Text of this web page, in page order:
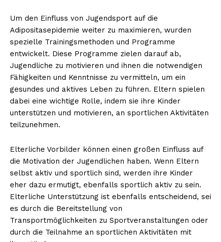
Um den Einfluss von Jugendsport auf die
Adipositasepidemie weiter zu maximieren, wurden
spezielle Trainingsmethoden und Programme
entwickelt. Diese Programme zielen darauf ab,
Jugendliche zu motivieren und ihnen die notwendigen
Fähigkeiten und Kenntnisse zu vermitteln, um ein
gesundes und aktives Leben zu führen. Eltern spielen
dabei eine wichtige Rolle, indem sie ihre Kinder
unterstützen und motivieren, an sportlichen Aktivitäten
teilzunehmen.
Elterliche Vorbilder können einen großen Einfluss auf
die Motivation der Jugendlichen haben. Wenn Eltern
selbst aktiv und sportlich sind, werden ihre Kinder
eher dazu ermutigt, ebenfalls sportlich aktiv zu sein.
Elterliche Unterstützung ist ebenfalls entscheidend, sei
es durch die Bereitstellung von
Transportmöglichkeiten zu Sportveranstaltungen oder
durch die Teilnahme an sportlichen Aktivitäten mit